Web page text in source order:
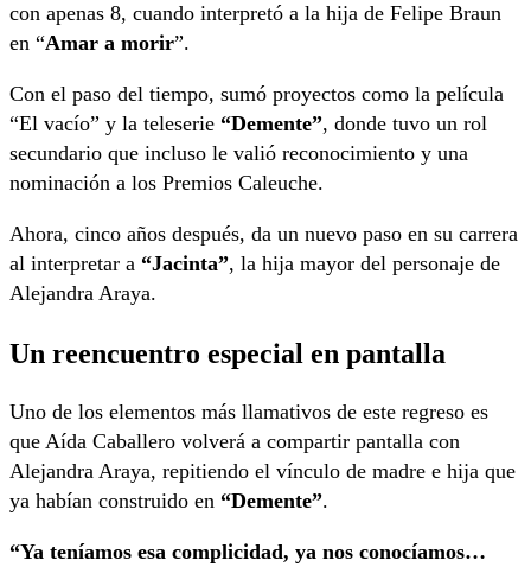
con apenas 8, cuando interpretó a la hija de Felipe Braun
en “Amar a morir”.
Con el paso del tiempo, sumó proyectos como la película
“El vacío” y la teleserie “Demente”, donde tuvo un rol
secundario que incluso le valió reconocimiento y una
nominación a los Premios Caleuche.
Ahora, cinco años después, da un nuevo paso en su carrera
al interpretar a “Jacinta”, la hija mayor del personaje de
Alejandra Araya.
Un reencuentro especial en pantalla
Uno de los elementos más llamativos de este regreso es
que Aída Caballero volverá a compartir pantalla con
Alejandra Araya, repitiendo el vínculo de madre e hija que
ya habían construido en “Demente”.
“Ya teníamos esa complicidad, ya nos conocíamos…